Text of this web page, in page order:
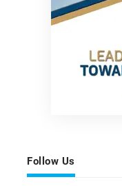
Follow Us